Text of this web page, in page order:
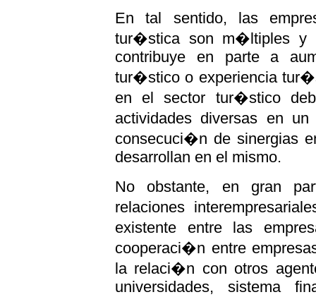
En tal sentido, las
tur�stica son m�ltiples y
contribuye en parte a
tur�stico o experiencia
en el sector tur�stico
actividades diversas en
consecuci�n de sinergias
desarrollan en el mismo.
No obstante, en gran
relaciones
existente entre las
cooperaci�n entre
la relaci�n con otros
universidades, sistema